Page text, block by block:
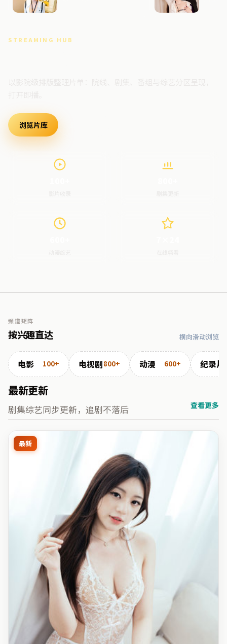
STREAMING HUB
浏览片库
频道矩阵
按兴趣直达 横向滑动浏览
电影 100+ 电视剧800+ 动漫 600+ 纪录片
最新更新
剧集综艺同步更新，追剧不落后 查看更多
最新